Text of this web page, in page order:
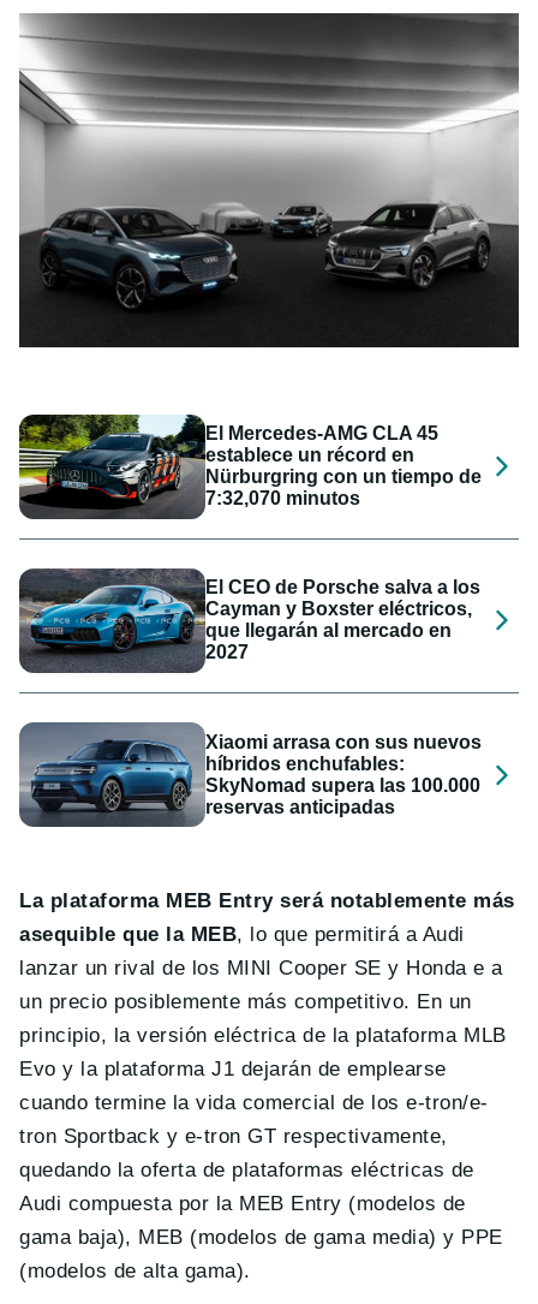
El Mercedes-AMG CLA 45
establece un récord en
Nürburgring con un tiempo de
7:32,070 minutos
El CEO de Porsche salva a los
Cayman y Boxster eléctricos,
que llegarán al mercado en
2027
Xiaomi arrasa con sus nuevos
híbridos enchufables:
SkyNomad supera las 100.000
reservas anticipadas
La plataforma MEB Entry será notablemente más
asequible que la MEB, lo que permitirá a Audi
lanzar un rival de los MINI Cooper SE y Honda e a
un precio posiblemente más competitivo. En un
principio, la versión eléctrica de la plataforma MLB
Evo y la plataforma J1 dejarán de emplearse
cuando termine la vida comercial de los e-tron/e-
tron Sportback y e-tron GT respectivamente,
quedando la oferta de plataformas eléctricas de
Audi compuesta por la MEB Entry (modelos de
gama baja), MEB (modelos de gama media) y PPE
(modelos de alta gama).